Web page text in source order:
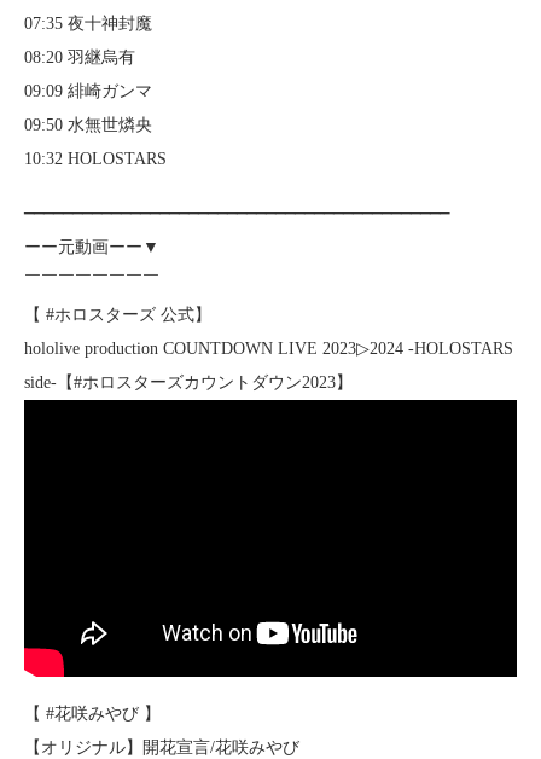
07:35 夜十神封魔
08:20 羽継烏有
09:09 緋崎ガンマ
09:50 水無世燐央
10:32 HOLOSTARS
━━━━━━━━━━━━━━━━━━━━━━━━━━━━━━━━━━━━━━━━━━━━
ーー元動画ーー▼
￣￣￣￣￣￣￣￣
【 #ホロスターズ 公式】
hololive production COUNTDOWN LIVE 2023▷2024 -HOLOSTARS
side-【#ホロスターズカウントダウン2023】
【 #花咲みやび 】
【オリジナル】開花宣言/花咲みやび